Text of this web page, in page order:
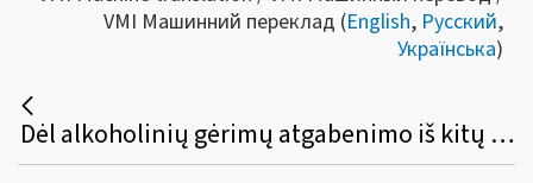
VMI Машинний переклад (English, Русский,
Українська)
Dėl alkoholinių gėrimų atgabenimo iš kitų Europos sąjungos valstybių narių į tarptautines parodas Lietuvoje bei akcizų sumokėjimo